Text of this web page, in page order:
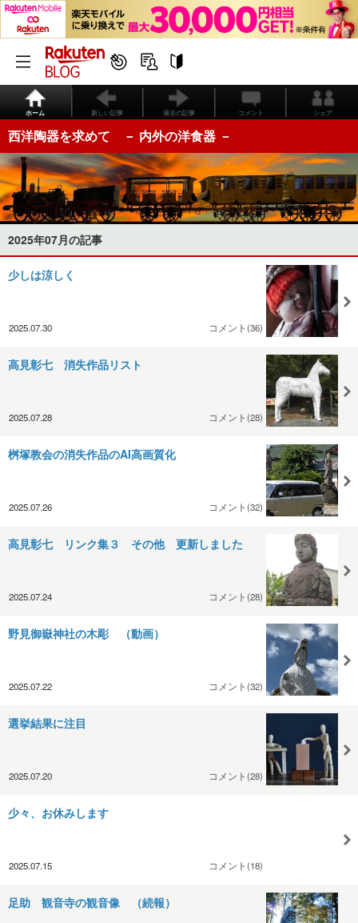
ホーム 新しい記事 過去の記事 コメント シェア
西洋陶器を求めて － 内外の洋食器 －
2025年07月の記事
少しは涼しく
2025.07.30 コメント(36)
高見彰七 消失作品リスト
2025.07.28 コメント(28)
桝塚教会の消失作品のAI高画質化
2025.07.26 コメント(32)
高見彰七 リンク集３ その他 更新しました
2025.07.24 コメント(28)
野見御嶽神社の木彫 （動画）
2025.07.22 コメント(32)
選挙結果に注目
2025.07.20 コメント(28)
少々、お休みします
2025.07.15 コメント(18)
足助 観音寺の観音像 （続報）